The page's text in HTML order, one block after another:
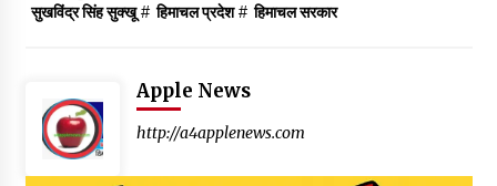
सुखविंद्र सिंह सुक्खू# हिमाचल प्रदेश# हिमाचल सरकार
Apple News
http://a4applenews.com